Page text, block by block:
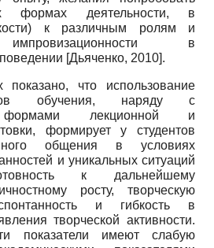
формах деятельности, в
к различным ролям и
в
[Дьяченко, 2010].
показано, что использование
обучения, наряду с
формами лекционной и
формирует у студентов
общения в условиях
и уникальных ситуаций
к дальнейшему
росту, творческую
и гибкость в
творческой активности.
показатели имеют слабую